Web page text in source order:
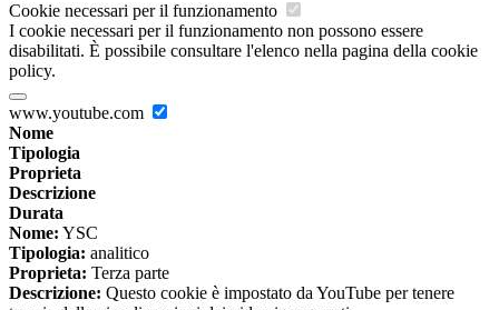
Cookie necessari per il funzionamento
I cookie necessari per il funzionamento non possono essere
disabilitati. È possibile consultare l'elenco nella pagina della cookie
policy.
www.youtube.com
Nome
Tipologia
Proprieta
Descrizione
Durata
Nome: YSC
Tipologia: analitico
Proprieta: Terza parte
Descrizione: Questo cookie è impostato da YouTube per tenere